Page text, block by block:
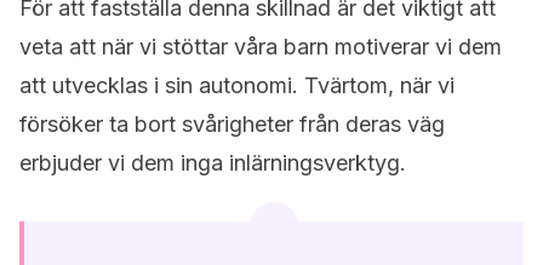
För att fastställa denna skillnad är det viktigt att
veta att när vi stöttar våra barn motiverar vi dem
att utvecklas i sin autonomi. Tvärtom, när vi
försöker ta bort svårigheter från deras väg
erbjuder vi dem inga inlärningsverktyg.